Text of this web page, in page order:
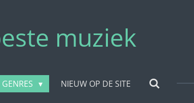
muziek
GENRES NIEUW OP DE SITE